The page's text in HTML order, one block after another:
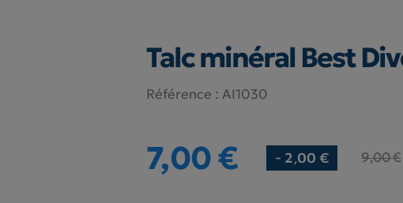
Talc minéral Best
Référence : AI1030
7,00 € - 2,00 € 9,00 €